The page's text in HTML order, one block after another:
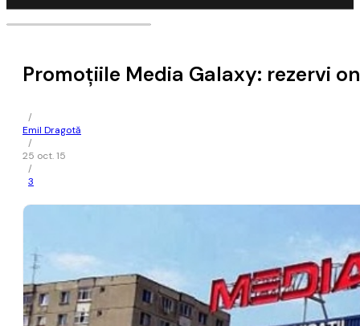
Promoțiile Media Galaxy: rezervi
/
Emil Dragotă
/
25 oct. 15
/
3